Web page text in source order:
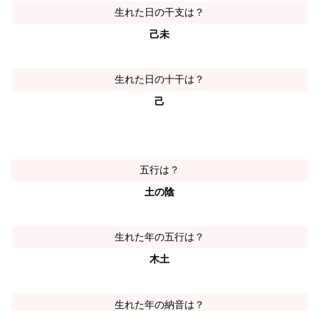
生れた日の干支は？
己未
生れた日の十干は？
己
五行は？
土の陰
生れた年の五行は？
木土
生れた年の納音は？